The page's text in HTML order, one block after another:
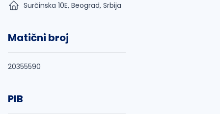
Surčinska 10E, Beograd, Srbija
Matični broj
20355590
PIB